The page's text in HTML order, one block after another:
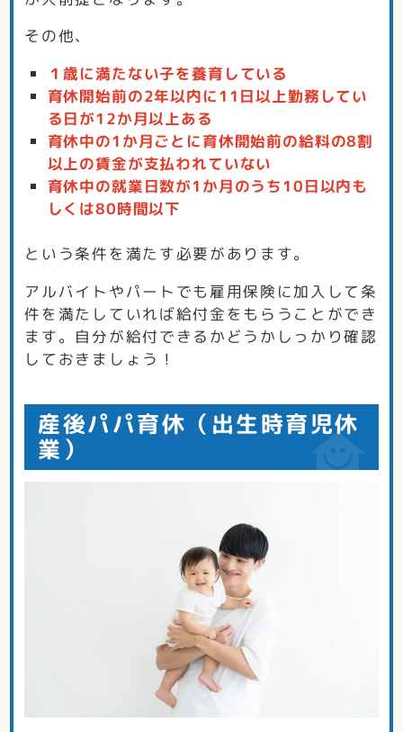
その他、
１歳に満たない子を養育している
育休開始前の2年以内に11日以上勤務してい
る日が12か月以上ある
育休中の1か月ごとに育休開始前の給料の8割
以上の賃金が支払われていない
育休中の就業日数が1か月のうち10日以内も
しくは80時間以下
という条件を満たす必要があります。
アルバイトやパートでも雇用保険に加入して条
件を満たしていれば給付金をもらうことができ
ます。自分が給付できるかどうかしっかり確認
しておきましょう！
産後パパ育休（出生時育児休
業）